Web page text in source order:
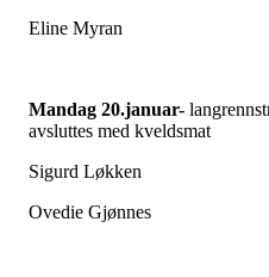
Eline Myran
Mandag 20.januar-
avsluttes med kveldsmat
Sigurd Løkken
Ovedie Gjønnes